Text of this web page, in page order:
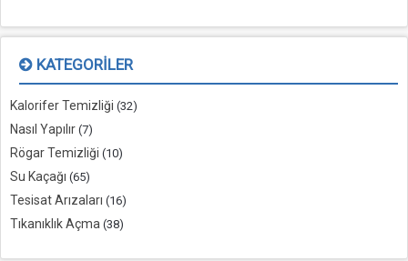
KATEGORILER
Kalorifer Temizliği (32)
Nasıl Yapılır (7)
Rögar Temizliği (10)
Su Kaçağı (65)
Tesisat Arızaları (16)
Tıkanıklık Açma (38)